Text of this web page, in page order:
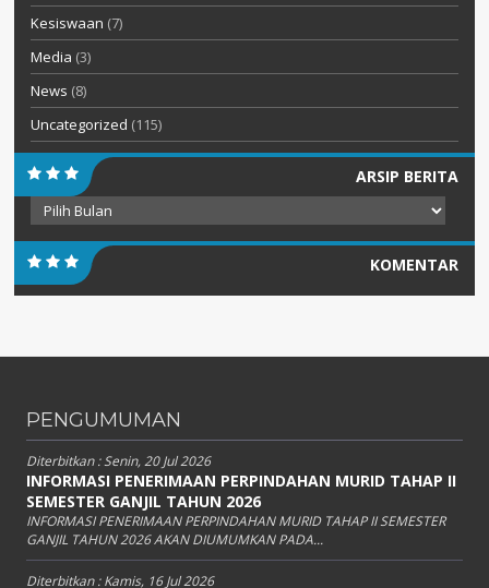
Kesiswaan (7)
Media (3)
News (8)
Uncategorized (115)
ARSIP BERITA
Arsip
Berita
KOMENTAR
PENGUMUMAN
Diterbitkan :Senin, 20 Jul 2026
INFORMASI PENERIMAAN PERPINDAHAN MURID TAHAP II
SEMESTER GANJIL TAHUN 2026
INFORMASI PENERIMAAN PERPINDAHAN MURID TAHAP II SEMESTER
GANJIL TAHUN 2026 AKAN DIUMUMKAN PADA...
Diterbitkan :Kamis, 16 Jul 2026